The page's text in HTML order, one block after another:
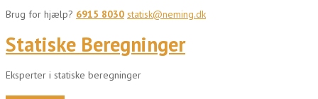
Brug for hjælp? 6915 8030 statisk@neming.dk
Statiske Beregninger
Eksperter i statiske beregninger